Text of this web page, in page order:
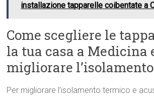
installazione tapparelle coibentate a
Come scegliere le
la tua casa a Medicina
migliorare l’isolamento
Per migliorare l’isolamento termico e